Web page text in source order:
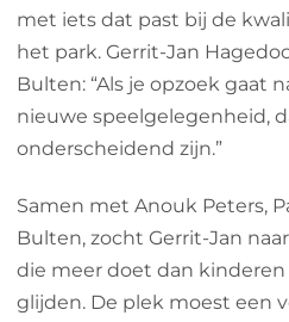
met iets dat past bij de
het park. Gerrit-Jan
Bulten: “Als je opzoek gaat
nieuwe speelgelegenheid,
onderscheidend zijn.”
Samen met Anouk Peters,
Bulten, zocht Gerrit-Jan
die meer doet dan
glijden. De plek moest een